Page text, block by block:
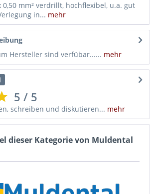
0,50 mm² verdrillt, hochflexibel, u.a. gut
in... mehr
Hersteller sind verfübar...... mehr
5 / 5
schreiben und diskutieren... mehr
dieser Kategorie von Muldental